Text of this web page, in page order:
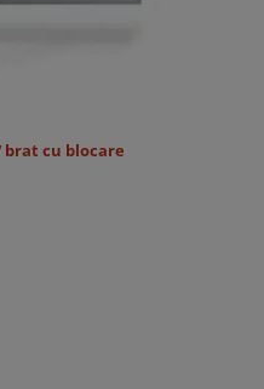
brat cu blocare